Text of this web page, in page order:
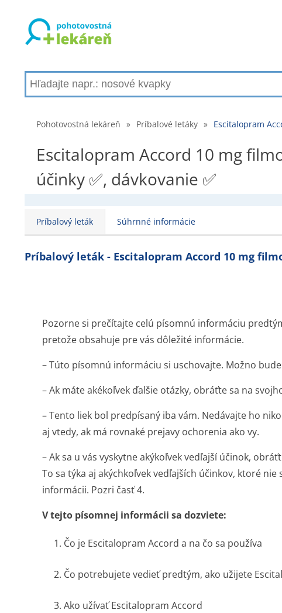
Pohotovostná lekáreň » Príbalové letáky » Escitalopram
Escitalopram Accord 10 mg
účinky ✅, dávkovanie ✅
Príbalový leták Súhrnné informácie
Príbalový leták - Escitalopram Accord 10 mg
Pozorne si prečítajte celú písomnú informáciu
pretože obsahuje pre vás dôležité informácie.
– Túto písomnú informáciu si uschovajte. Možno
– Ak máte akékoľvek ďalšie otázky, obráťte sa na
– Tento liek bol predpísaný iba vám. Nedávajte ho
aj vtedy, ak má rovnaké prejavy ochorenia ako vy.
– Ak sa u vás vyskytne akýkoľvek vedľajší účinok,
To sa týka aj akýchkoľvek vedľajších účinkov, ktoré
informácii. Pozri časť 4.
V tejto písomnej informácii sa dozviete:
1. Čo je Escitalopram Accord a na čo sa používa
2. Čo potrebujete vedieť predtým, ako užijete
3. Ako užívať Escitalopram Accord